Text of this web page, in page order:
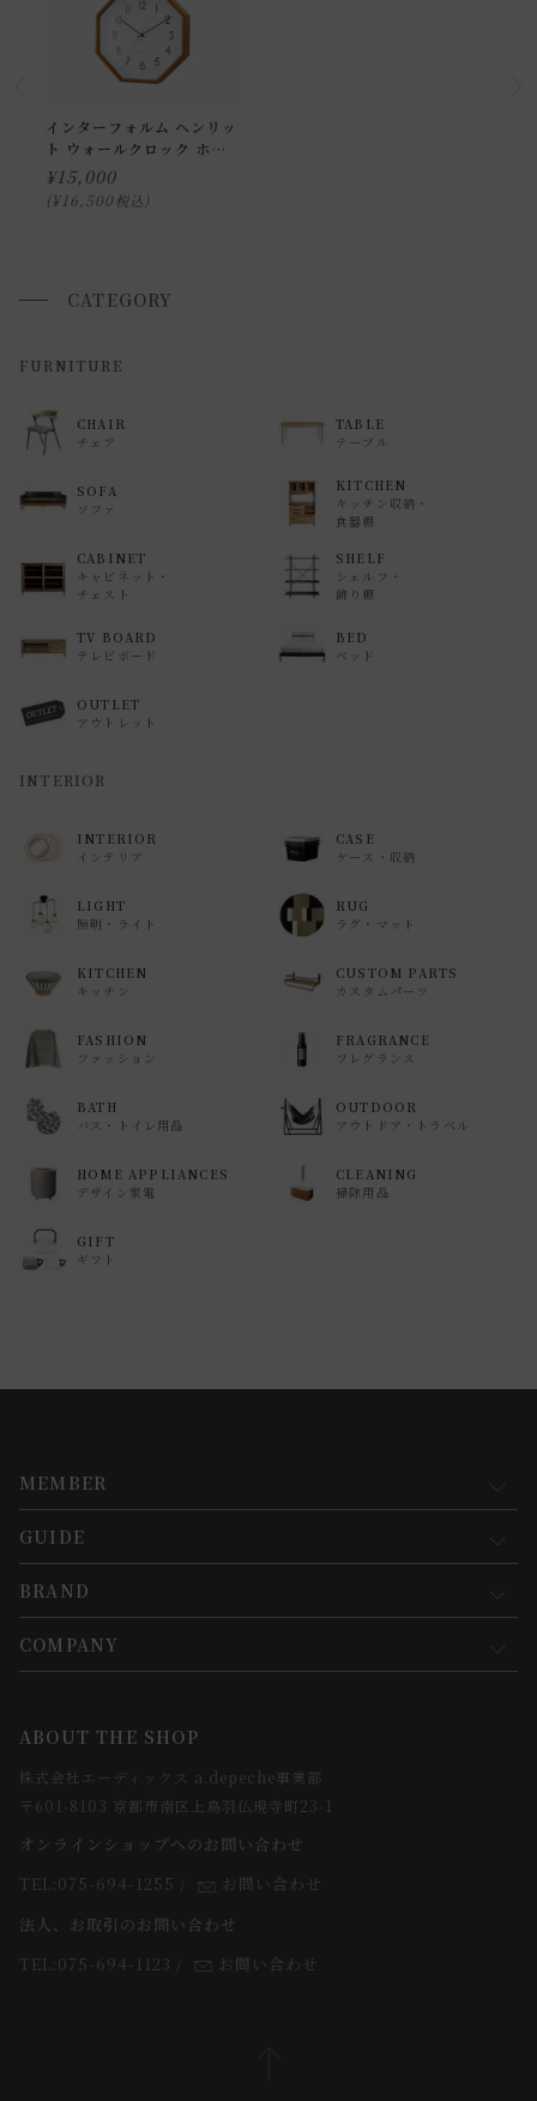
小型商品の日時・時間指定について
お届け時間帯(大型以外) は、
申し訳ございませんが、具体的な時間帯指定をしての出荷は
できません。
また、 日曜・祝日は、時間帯指定ができません。
いませ 。
返品・交換について
ご覧ください。
インターフォルム ヘンリッ
ト ウォールクロック ホワ
イト
¥15,000
¥16,500 税込
CATEGORY
FURNITURE
CHAIR
チェア
TABLE
テーブル
SOFA
ソファ
KITCHEN
キッチン収納・
食器棚
CABINET
キャビネット・
チェスト
SHELF
シェルフ・
飾り棚
TV BOARD
テレビボード
BED
ベッド
OUTLET
アウトレット
INTERIOR
INTERIOR
インテリア
CASE
ケース・収納
LIGHT
照明・ライト
RUG
ラグ・マット
KITCHEN
キッチン
CUSTOM PARTS
カスタムパーツ
FASHION
ファッション
FRAGRANCE
フレグランス
BATH
バス・トイレ用品
OUTDOOR
アウトドア・トラベル
HOME APPLIANCES
デザイン家電
CLEANING
掃除用品
GIFT
ギフト
MEMBER
マイページ
新規会員登録
会員規約について
GUIDE
お買い物ガイド
会員登録について
お支払方法について
お届けについて
よくあるご質問
BRAND
コンセプト
webカタログ
COMPANY
求人情報
法人のお客様
スタッフ
ABOUT THE SHOP
株式会社エーディックス a.depeche事業部
〒601-8103 京都市南区上鳥羽仏現寺町23-1
オンラインショップへのお問い合わせ
TEL:075-694-1255
お問い合わせ
法人、お取引のお問い合わせ
TEL:075-694-1123
お問い合わせ